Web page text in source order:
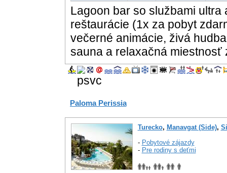
Lagoon bar so službami
reštaurácie (1x za pobyt
večerné animácie, živá
sauna a relaxačná miestnosť
Paloma Perissia
Turecko, Manavgat (Side),
- Pobytové zájazdy
- Pre rodiny s deťmi